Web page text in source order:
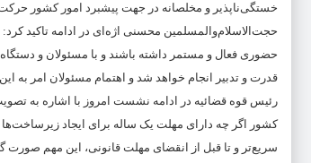
خستگی‌ناپذیر و مخلصانه در جهت پیشبرد امور کشور
حجت‌الاسلام‌والمسلمین محسنی اژه‌ای در ادامه تاکید
حضوری فعال و مستمر داشته باشند و با مسئولان و
قدرت و تدبیر انجام خواهد شد و اهتمام مسئولان امر به
رئیس قوه قضائیه در ادامه نشست امروز با اشاره به
کشور اگر چه دارای مهلت یک ساله برای ایجاد
سریع‌تر و تا قبل از انقضای مهلت قانونی، این مهم صورت